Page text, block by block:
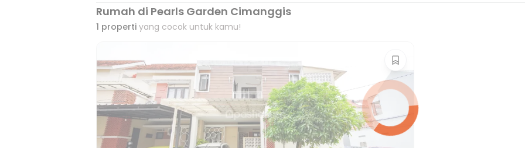
Rumah di Pearls Garden Cimanggis
1 properti yang cocok untuk kamu!